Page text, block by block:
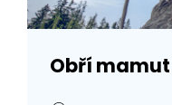
Obří mamut